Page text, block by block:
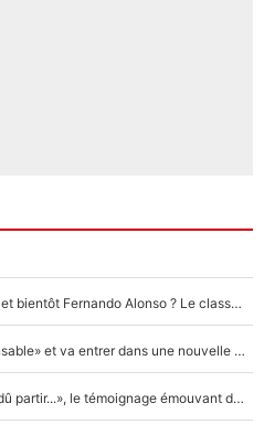
Max Verstappen, Lewis Hamilton… et bientôt Fernando Alonso ? Le classement des pilotes les mieux payés en Formule 1 risque de changer !
F1 - Alpine signe un accord «impensable» et va entrer dans une nouvelle dimension : Grande nouvelle pour Pierre Gasly !
F1 : « Je lui ai fait un câlin, puis j’ai dû partir...», le témoignage émouvant de Max Verstappen sur sa fille